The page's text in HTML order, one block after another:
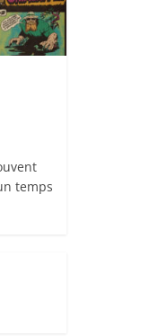
temps